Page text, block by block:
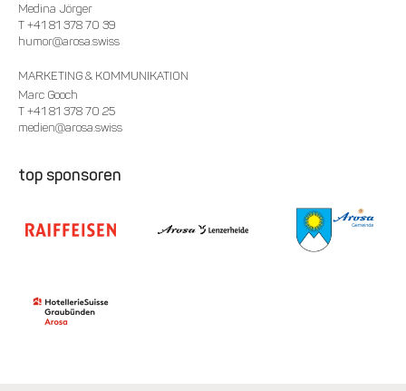
Medina Jörger
T +41 81 378 70 39
humor@arosa.swiss
MARKETING & KOMMUNIKATION
Marc Gooch
T +41 81 378 70 25
medien@arosa.swiss
top sponsoren